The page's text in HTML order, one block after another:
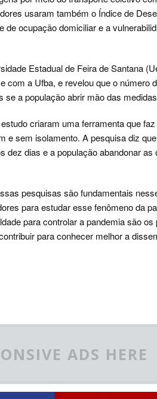
usaram também o Índice de
de ocupação domiciliar e a
Estadual de Feira de Santana
com a Ufba, e revelou que o número
a população abrir mão das
criaram uma ferramenta que
e sem isolamento. A pesquisa diz
dez dias e a população abandonar
pesquisas são fundamentais
para estudar esse fenômeno da
para controlar a pandemia são
para conhecer melhor a
ADS HERE